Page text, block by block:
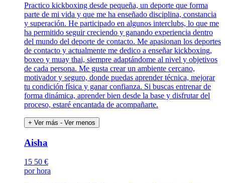
Practico kickboxing desde pequeña, un deporte que forma
parte de mi vida y que me ha enseñado disciplina, constancia
y superación. He participado en algunos interclubs, lo que me
ha permitido seguir creciendo y ganando experiencia dentro
del mundo del deporte de contacto. Me apasionan los deportes
de contacto y actualmente me dedico a enseñar kickboxing,
boxeo y muay thai, siempre adaptándome al nivel y objetivos
de cada persona. Me gusta crear un ambiente cercano,
motivador y seguro, donde puedas aprender técnica, mejorar
tu condición física y ganar confianza. Si buscas entrenar de
forma dinámica, aprender bien desde la base y disfrutar del
proceso, estaré encantada de acompañarte.
+ Ver más - Ver menos
Aisha
15 50 €
por hora